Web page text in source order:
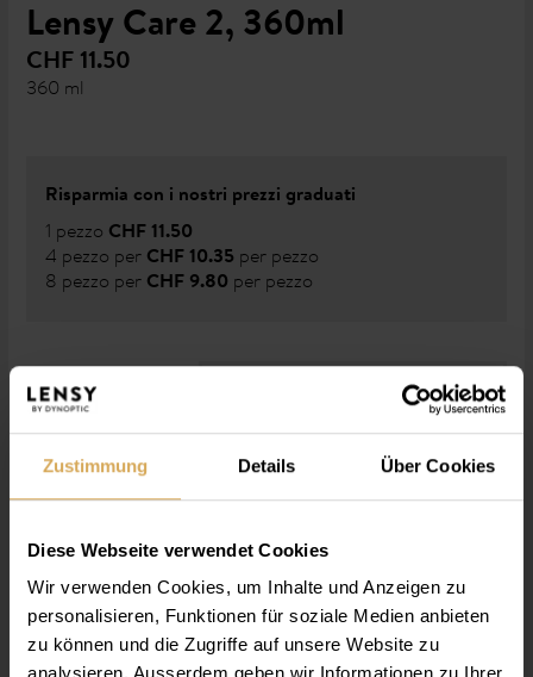
Zustimmung Details Über Cookies
Diese Webseite verwendet Cookies
Wir verwenden Cookies, um Inhalte und Anzeigen zu
personalisieren, Funktionen für soziale Medien anbieten
zu können und die Zugriffe auf unsere Website zu
Lensy Care 2, 360ml
CHF 11.50
360 ml
Risparmia con i nostri prezzi graduati
1 pezzo CHF 11.50
4 pezzo per CHF 10.35 per pezzo
8 pezzo per CHF 9.80 per pezzo
Quantità
Prezzo totale CHF 11.50
per saperne di più